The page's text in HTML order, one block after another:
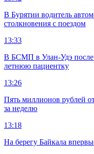
В Бурятии водитель
столкновения с поездом
13:33
В БСМП в Улан-Удэ
летнюю пациентку
13:26
Пять миллионов рублей
за неделю
13:18
На берегу Байкала